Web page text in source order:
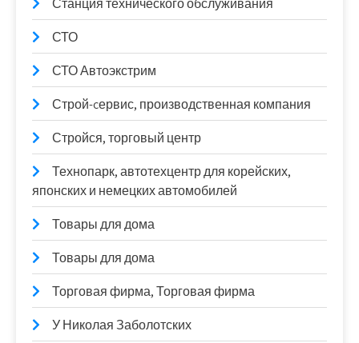
Станция технического обслуживания
СТО
СТО Автоэкстрим
Строй-cервис, производственная компания
Стройся, торговый центр
Технопарк, автотехцентр для корейских,
японских и немецких автомобилей
Товары для дома
Товары для дома
Торговая фирма, Торговая фирма
У Николая Заболотских